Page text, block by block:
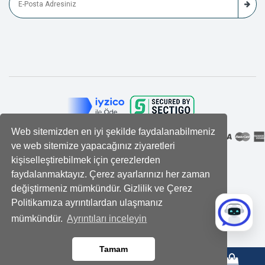
Web sitemizden en iyi şekilde faydalanabilmeniz
ve web sitemize yapacağınız ziyaretleri
kişiselleştirebilmek için çerezlerden
faydalanmaktayız. Çerez ayarlarınızı her zaman
değiştirmeniz mümkündür. Gizlilik ve Çerez
Politikamıza ayrıntılardan ulaşmanız
mümkündür. Ayrıntıları inceleyin
Tamam